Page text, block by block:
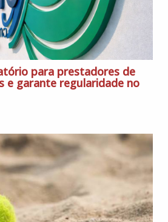
para prestadores de
e garante regularidade no